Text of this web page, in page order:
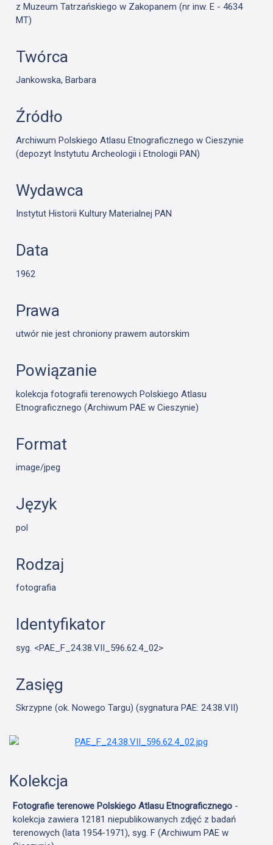
z Muzeum Tatrzańskiego w Zakopanem (nr inw. E - 4634
MT)
Twórca
Jankowska, Barbara
Źródło
Archiwum Polskiego Atlasu Etnograficznego w Cieszynie
(depozyt Instytutu Archeologii i Etnologii PAN)
Wydawca
Instytut Historii Kultury Materialnej PAN
Data
1962
Prawa
utwór nie jest chroniony prawem autorskim
Powiązanie
kolekcja fotografii terenowych Polskiego Atlasu
Etnograficznego (Archiwum PAE w Cieszynie)
Format
image/jpeg
Język
pol
Rodzaj
fotografia
Identyfikator
syg. <PAE_F_24.38.VII_596.62.4_02>
Zasięg
Skrzypne (ok. Nowego Targu) (sygnatura PAE: 24.38.VII)
Kolekcja
Fotografie terenowe Polskiego Atlasu Etnograficznego -
kolekcja zawiera 12181 niepublikowanych zdjęć z badań
terenowych (lata 1954-1971), syg. F (Archiwum PAE w